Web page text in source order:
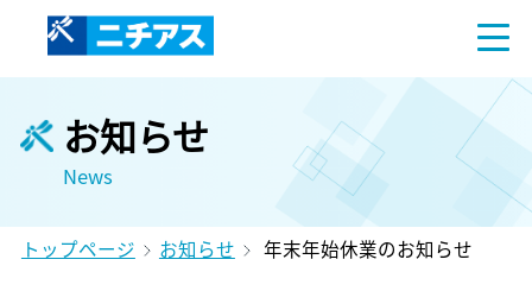
お知らせ
News
トップページ お知らせ 年末年始休業のお知らせ